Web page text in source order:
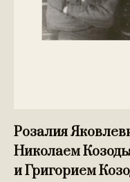
Розалия
Николаем
и Григорием